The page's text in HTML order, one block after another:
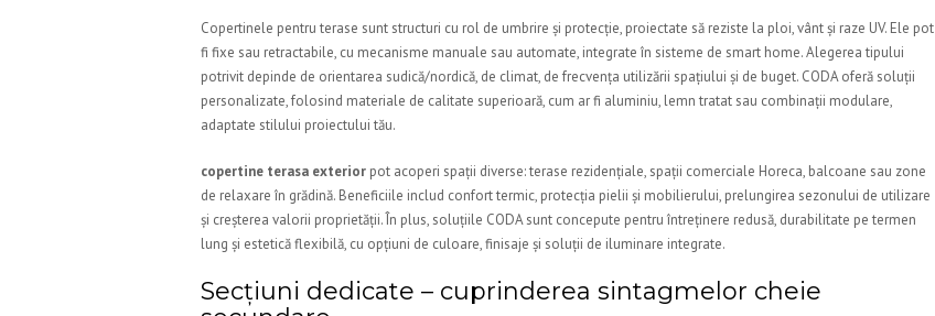
Copertinele pentru terase sunt structuri cu rol de umbrire și protecție, proiectate să reziste la ploi, vânt și raze UV. Ele pot
fi fixe sau retractabile, cu mecanisme manuale sau automate, integrate în sisteme de smart home. Alegerea tipului
potrivit depinde de orientarea sudică/nordică, de climat, de frecvența utilizării spațiului și de buget. CODA oferă soluții
personalizate, folosind materiale de calitate superioară, cum ar fi aluminiu, lemn tratat sau combinații modulare,
adaptate stilului proiectului tău.
copertine terasa exterior pot acoperi spații diverse: terase rezidențiale, spații comerciale Horeca, balcoane sau zone
de relaxare în grădină. Beneficiile includ confort termic, protecția pielii și mobilierului, prelungirea sezonului de utilizare
și creșterea valorii proprietății. În plus, soluțiile CODA sunt concepute pentru întreținere redusă, durabilitate pe termen
lung și estetică flexibilă, cu opțiuni de culoare, finisaje și soluții de iluminare integrate.
Secțiuni dedicate – cuprinderea sintagmelor cheie